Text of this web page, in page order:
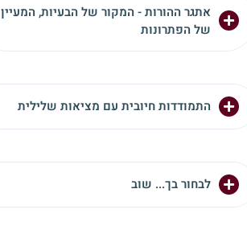
אתגר ההורות - המקור של הבעיות, המעיין
של הפתרונות
התמודדות חיובית עם מציאות שלילית
לבחור בך... שוב